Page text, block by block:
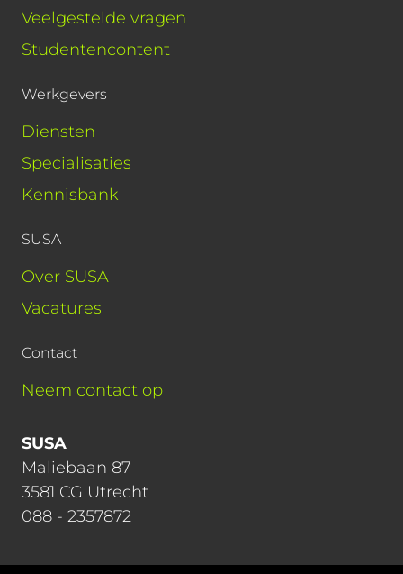
Veelgestelde vragen
Studentencontent
Werkgevers
Diensten
Specialisaties
Kennisbank
SUSA
Over SUSA
Vacatures
Contact
Neem contact op
SUSA
Maliebaan 87
3581 CG Utrecht
088 - 2357872